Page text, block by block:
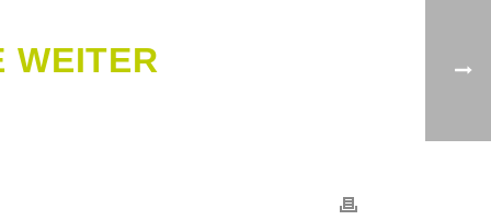
WEITER